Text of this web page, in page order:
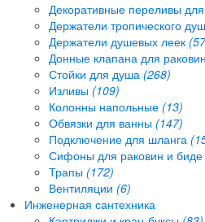
Декоративные переливы
Держатели тропического
Держатели душевых леек
Донные клапана для
Стойки для душа (268)
Изливы (109)
Колонны напольные (13)
Обвязки для ванны (147)
Подключение для шланга
Сифоны для раковин и биде
Трапы (172)
Вентиляции (6)
Инженерная сантехника